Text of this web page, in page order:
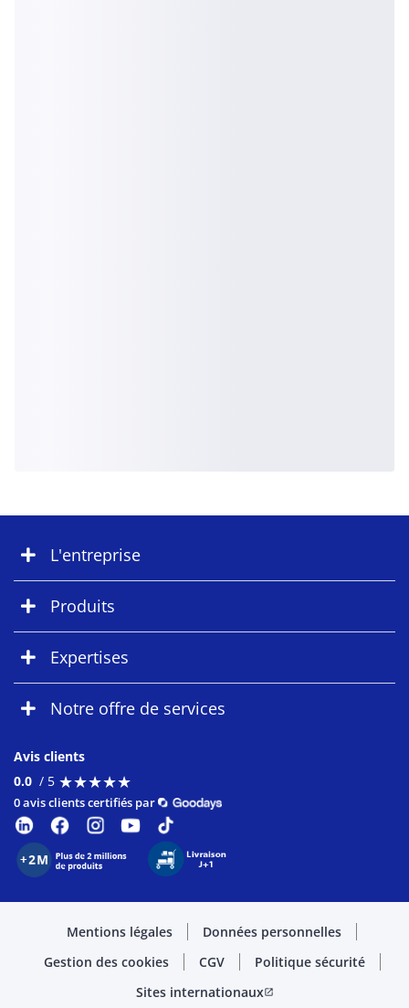
L'entreprise
Produits
Expertises
Notre offre de services
Avis clients
0.0 / 5 ★★★★★
★★★★★
0 avis clients certifiés par
Mentions légales
Données personnelles
Gestion des cookies
CGV
Politique sécurité
Sites internationauxopen_in_new